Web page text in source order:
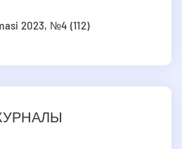
2023, №4 (112)